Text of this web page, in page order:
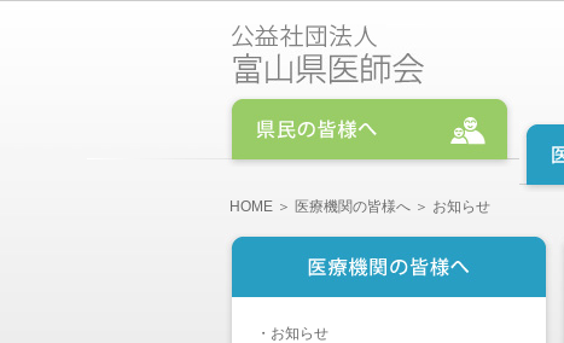
HOME ＞ 医療機関の皆様へ ＞ お知らせ
・ お知らせ